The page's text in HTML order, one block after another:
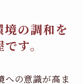
の調和を
す。
への意識が高ま